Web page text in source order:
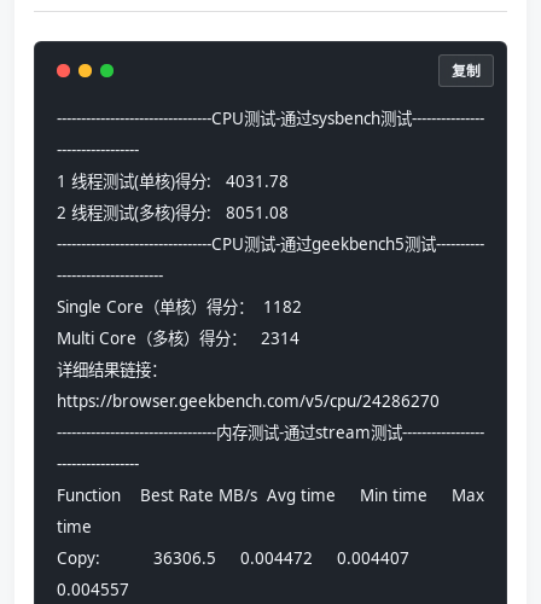
--------------------------------CPU测试-通过sysbench测试---------------
-----------------
1 线程测试(单核)得分:   4031.78
2 线程测试(多核)得分:   8051.08
--------------------------------CPU测试-通过geekbench5测试----------
----------------------
Single Core（单核）得分：  1182
Multi Core（多核）得分：   2314
详细结果链接：
https://browser.geekbench.com/v5/cpu/24286270
---------------------------------内存测试-通过stream测试-----------------
-----------------
Function    Best Rate MB/s  Avg time     Min time     Max
time
Copy:           36306.5     0.004472     0.004407
0.004557
复制